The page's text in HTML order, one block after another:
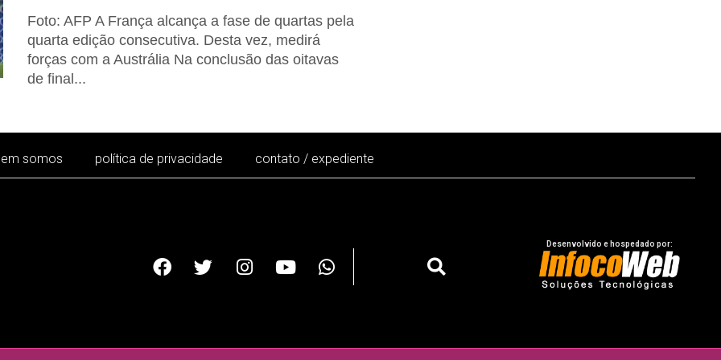
Foto: AFP A França alcança a fase de quartas pela
quarta edição consecutiva. Desta vez, medirá
forças com a Austrália Na conclusão das oitavas
de final...
somos política de privacidade contato / expediente
Desenvolvido e hospedado por: